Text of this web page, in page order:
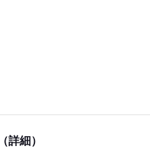
詳細）